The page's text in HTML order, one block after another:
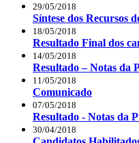
29/05/2018
Síntese dos Recursos
18/05/2018
Resultado Final dos
14/05/2018
Resultado – Notas da
11/05/2018
Comunicado
07/05/2018
Resultado - Notas da
30/04/2018